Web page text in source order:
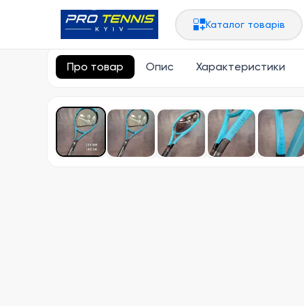
Каталог товарів
Головна Ракетки теніс Head
Про товар Опис Характеристики